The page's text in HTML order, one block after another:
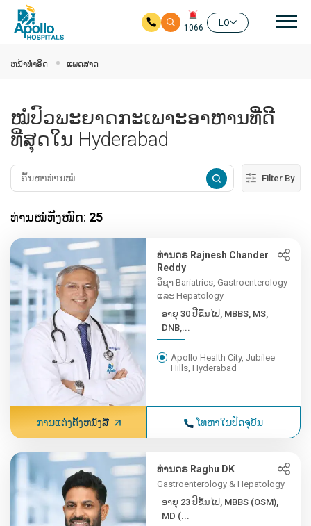
ຊີ້ນໍ
1066
LO
ຫນ້າທໍາອິດ ແພດສາດ
ໝໍປົວພະຍາດກະເພາະອາຫານທີ່ດີ
ທີ່ສຸດໃນ Hyderabad
Filter By
ທ່ານໝໍທັງໝົດ: 25
ທ່ານດຣ Rajnesh Chander
Reddy
ວິຊາ Bariatrics, Gastroenterology
ແລະ Hepatology
ອາຍຸ 30 ປີຂຶ້ນໄປ, MBBS, MS,
DNB,...
Apollo Health City, Jubilee
Hills, Hyderabad
ການແຕ່ງຕັ້ງຫນັງສື ໂທຫາໃນປັດຈຸບັນ
ທ່ານດຣ Raghu DK
Gastroenterology & Hepatology
ອາຍຸ 23 ປີຂຶ້ນໄປ, MBBS (OSM),
MD (...